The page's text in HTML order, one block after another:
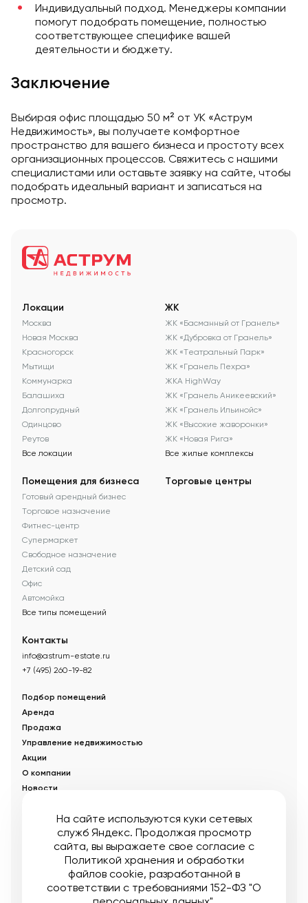
Индивидуальный подход. Менеджеры компании
помогут подобрать помещение, полностью
соответствующее специфике вашей
деятельности и бюджету.
Заключение
Выбирая офис площадью 50 м² от УК «Аструм
Недвижимость», вы получаете комфортное
пространство для вашего бизнеса и простоту всех
организационных процессов. Свяжитесь с нашими
специалистами или оставьте заявку на сайте, чтобы
подобрать идеальный вариант и записаться на
просмотр.
Локации
Москва
Новая Москва
Красногорск
Мытищи
Коммунарка
Балашиха
Долгопрудный
Одинцово
Реутов
Все локации
ЖК
ЖК «Басманный от Гранель»
ЖК «Дубровка от Гранель»
ЖК «Театральный Парк»
ЖК «Гранель Пехра»
ЖКА HighWay
ЖК «Гранель Аникеевский»
ЖК «Гранель Ильинойс»
ЖК «Высокие жаворонки»
ЖК «Новая Рига»
Все жилые комплексы
Помещения для бизнеса
Готовый арендный бизнес
Торговое назначение
Фитнес-центр
Супермаркет
Свободное назначение
Детский сад
Офис
Автомойка
Все типы помещений
Торговые центры
Контакты
info@astrum-estate.ru
+7 (495) 260-19-82
Подбор помещений
Аренда
Продажа
Управление недвижимостью
Акции
О компании
Новости
© Управляющая компания «Аструм Недвижимость». 2026
Опубликованная на сайте информация носит информационный
характер и не является публичной офертой
Мы в соцсетях:
На сайте используются куки сетевых
служб Яндекс. Продолжая просмотр
сайта, вы выражаете свое согласие с
Политикой хранения и обработки
файлов cookie, разработанной в
соответствии с требованиями 152-ФЗ "О